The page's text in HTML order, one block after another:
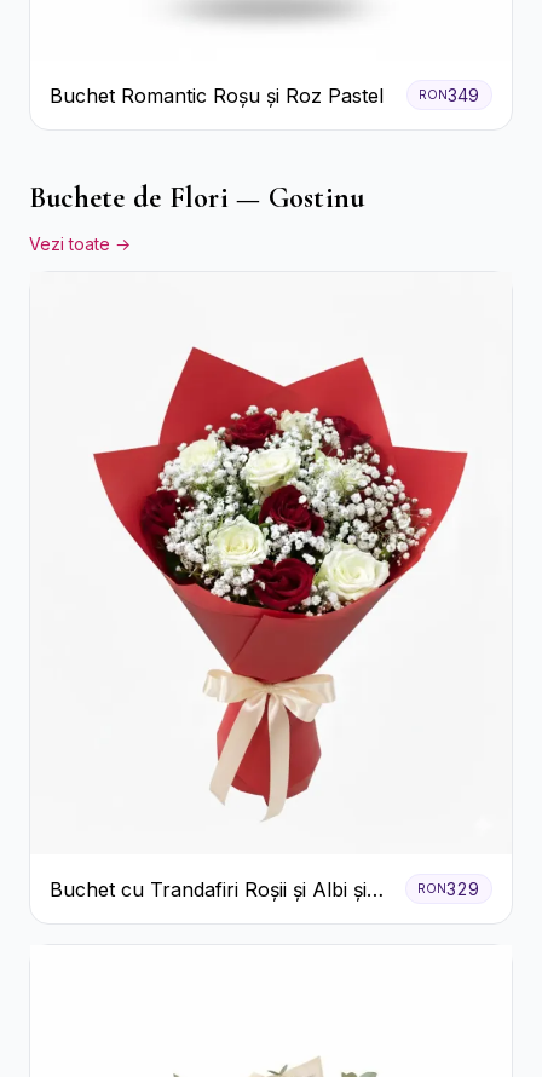
Buchet Romantic Roșu și Roz Pastel RON349
Buchete de Flori — Gostinu
Vezi toate →
Buchet cu Trandafiri Roșii și Albi și
Gypsophila
RON329